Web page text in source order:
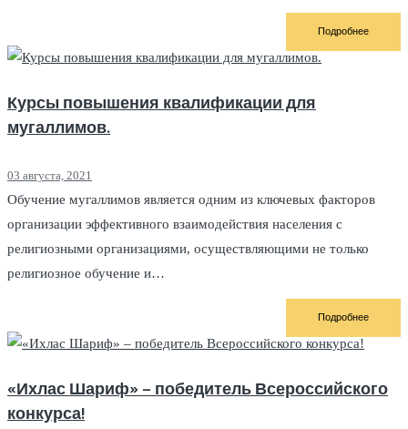
Подробнее
Курсы повышения квалификации для
мугаллимов.
03 августа, 2021
Обучение мугаллимов является одним из ключевых факторов
организации эффективного взаимодействия населения с
религиозными организациями, осуществляющими не только
религиозное обучение и…
Подробнее
«Ихлас Шариф» – победитель Всероссийского
конкурса!